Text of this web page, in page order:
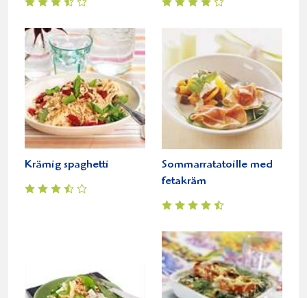
Krämig spaghetti
Sommarratatoille med
fetakräm